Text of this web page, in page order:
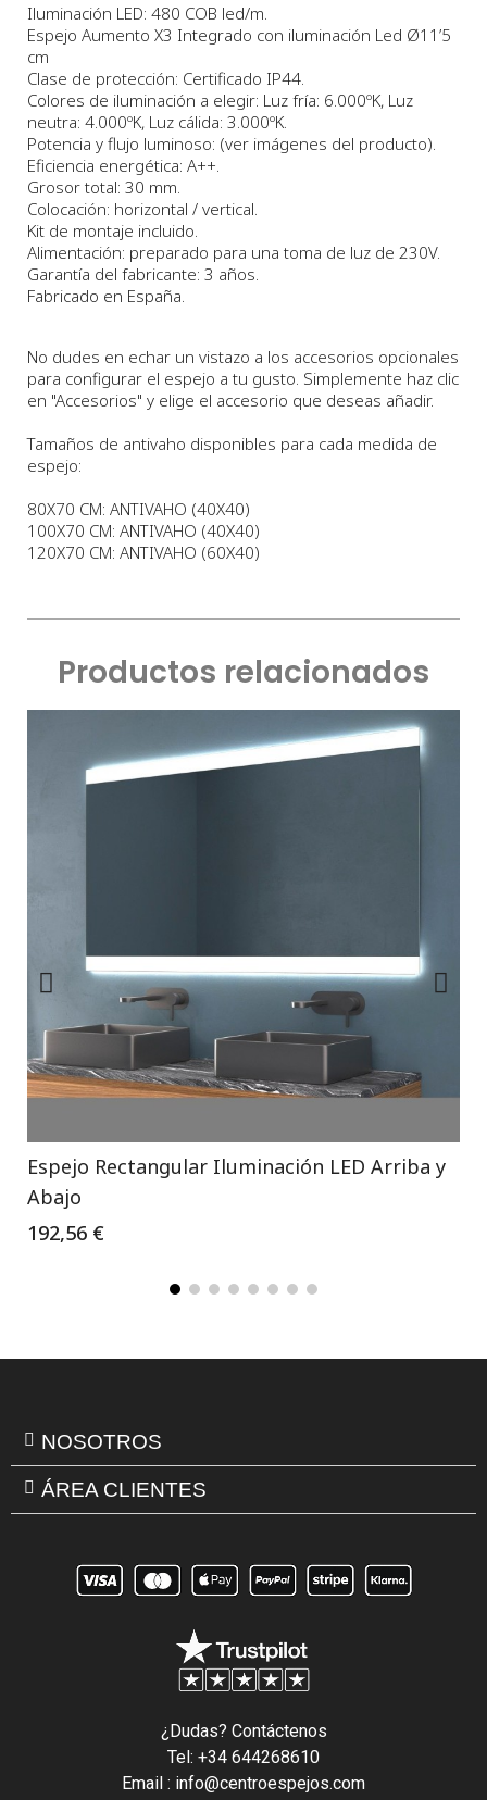
Iluminación LED: 480 COB led/m.
Espejo Aumento X3 Integrado con iluminación Led Ø11’5
cm
Clase de protección: Certificado IP44.
Colores de iluminación a elegir: Luz fría: 6.000ºK, Luz
neutra: 4.000ºK, Luz cálida: 3.000ºK.
Potencia y flujo luminoso: (ver imágenes del producto).
Eficiencia energética: A++.
Grosor total: 30 mm.
Colocación: horizontal / vertical.
Kit de montaje incluido.
Alimentación: preparado para una toma de luz de 230V.
Garantía del fabricante: 3 años.
Fabricado en España.
No dudes en echar un vistazo a los accesorios opcionales
para configurar el espejo a tu gusto. Simplemente haz clic
en "Accesorios" y elige el accesorio que deseas añadir.
Tamaños de antivaho disponibles para cada medida de
espejo:
80X70 CM: ANTIVAHO (40X40)
100X70 CM: ANTIVAHO (40X40)
120X70 CM: ANTIVAHO (60X40)
Productos relacionados
Espejo Rectangular Iluminación LED Arriba y
Abajo
192,56 €
NOSOTROS
ÁREA CLIENTES
¿Dudas? Contáctenos
Tel: +34 644268610
Email : info@centroespejos.com